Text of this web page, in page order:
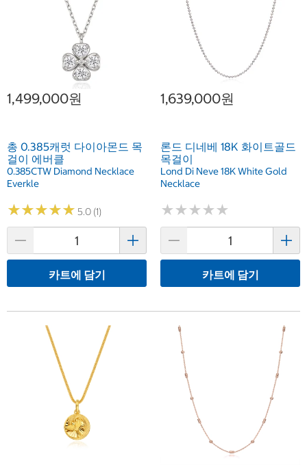
1,499,000원
총 0.385캐럿 다이아몬드 목
걸이 에버클
0.385CTW Diamond Necklace
Everkle
★★★★★
★★★★★ 5.0 (1)
카트에 담기
1,639,000원
론드 디네베 18K 화이트골드
목걸이
Lond Di Neve 18K White Gold
Necklace
★★★★★
★★★★★
카트에 담기